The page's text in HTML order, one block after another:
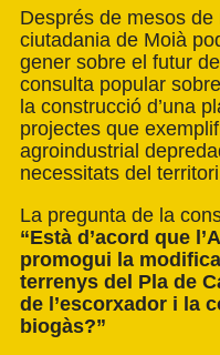
Després de mesos
ciutadania de Moià
gener sobre el futur
consulta popular
la construcció d’una
projectes que
agroindustrial
necessitats del
La pregunta de la
“Està d’acord que
promogui la
terrenys del Pla de
de l’escorxador i la
biogàs?”